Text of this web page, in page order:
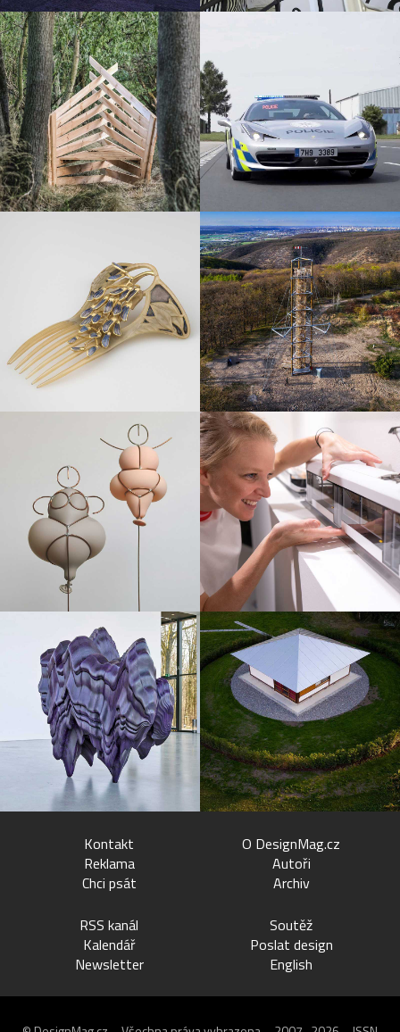
Kontakt
Reklama
Chci psát
O DesignMag.cz
Autoři
Archiv
RSS kanál
Kalendář
Newsletter
Soutěž
Poslat design
English